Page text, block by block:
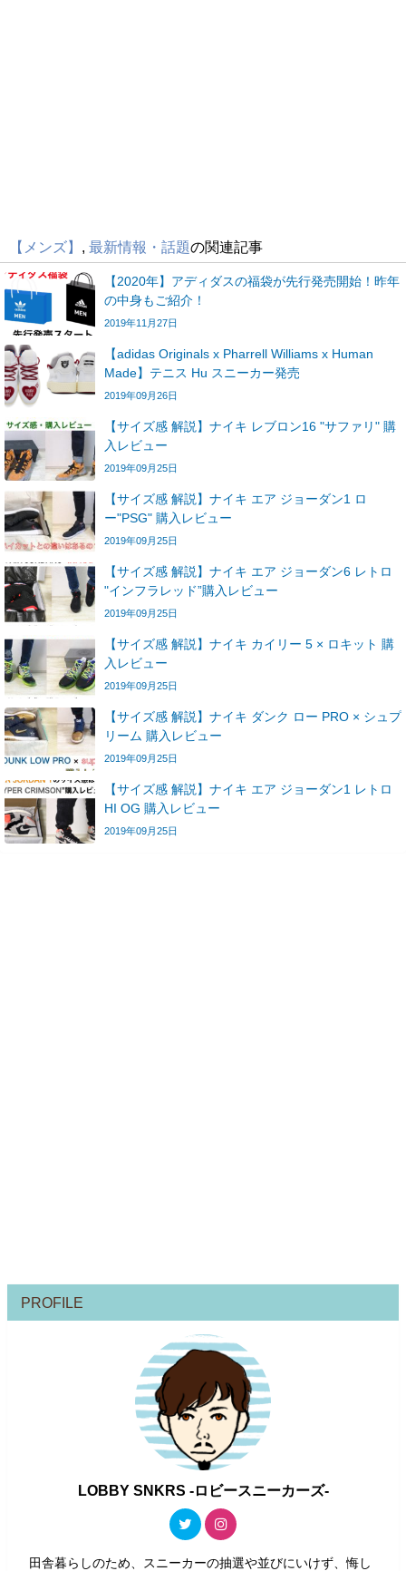
【メンズ】 最新情報・話題の関連記事
【2020年】アディダスの福袋が先行発売開始！昨年
の中身もご紹介！
2019年11月27日
【adidas Originals x Pharrell Williams x Human
Made】テニス Hu スニーカー発売
2019年09月26日
【サイズ感 解説】ナイキ レブロン16 "サファリ" 購
入レビュー
2019年09月25日
【サイズ感 解説】ナイキ エア ジョーダン1 ロ
ー"PSG" 購入レビュー
2019年09月25日
【サイズ感 解説】ナイキ エア ジョーダン6 レトロ
"インフラレッド”購入レビュー
2019年09月25日
【サイズ感 解説】ナイキ カイリー 5 × ロキット 購
入レビュー
2019年09月25日
【サイズ感 解説】ナイキ ダンク ロー PRO × シュプ
リーム 購入レビュー
2019年09月25日
【サイズ感 解説】ナイキ エア ジョーダン1 レトロ
HI OG 購入レビュー
2019年09月25日
PROFILE
LOBBY SNKRS -ロビースニーカーズ-
田舎暮らしのため、スニーカーの抽選や並びにいけず、悔し